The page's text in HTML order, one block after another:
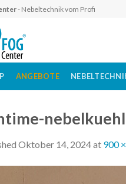
- Nebeltechnik vom Profi
ANGEBOTE
Oktober 14, 2024at 900